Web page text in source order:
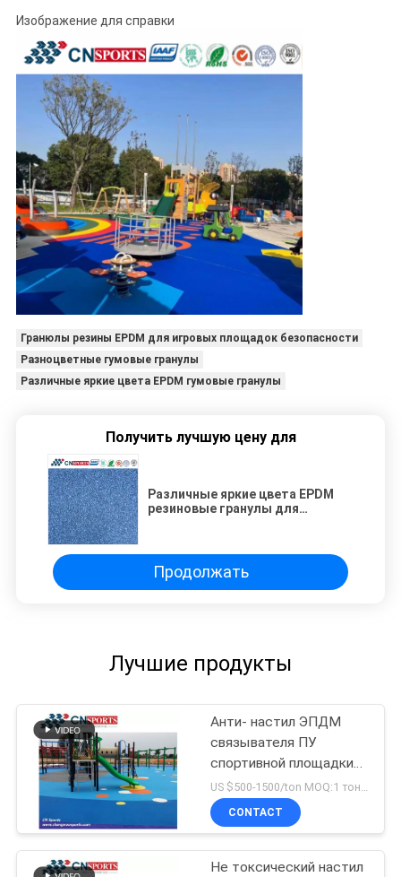
Изображение для справки
Гранюлы резины EPDM для игровых площадок безопасности
Разноцветные гумовые гранулы
Различные яркие цвета EPDM гумовые гранулы
Получить лучшую цену для
Различные яркие цвета EPDM
резиновые гранулы для
Продолжать
Лучшие продукты
Анти- настил ЭПДМ
связывателя ПУ
спортивной площадки
выскальзывания на
открытом воздухе
влажный льет
US $500-1500/ton MOQ:1 тонна
CONTACT
Не токсический настил